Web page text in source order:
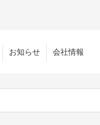
お知らせ 会社情報